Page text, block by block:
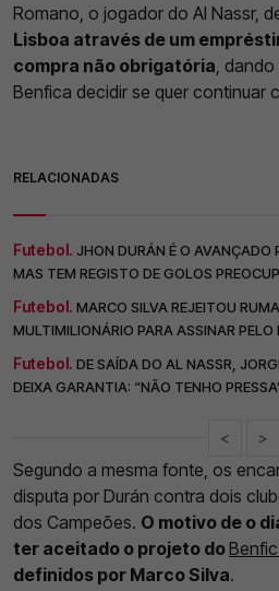
Romano, o jogador do Al Nassr,
Lisboa através de um
compra não obrigatória ,
Benfica decidir se quer continuar
RELACIONADAS
Futebol. JHON DURÁN É O AVANÇADO
MAS TEM REGISTO DE GOLOS
Futebol. MARCO SILVA REJEITOU
MULTIMILIONÁRIO PARA ASSINAR PELO
Futebol. DE SAÍDA DO AL NASSR,
DEIXA GARANTIA: “NÃO TENHO
< >
Segundo a mesma fonte, os
disputa por Durán contra dois
dos Campeões. O motivo de o
ter aceitado o projeto do
definidos por Marco Silva.